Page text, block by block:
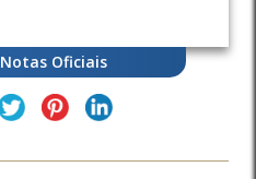
Notas Oficiais